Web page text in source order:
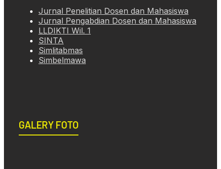
Jurnal Penelitian Dosen dan Mahasiswa
Jurnal Pengabdian Dosen dan Mahasiswa
LLDIKTI Wil. 1
SINTA
Simlitabmas
Simbelmawa
GALERY FOTO